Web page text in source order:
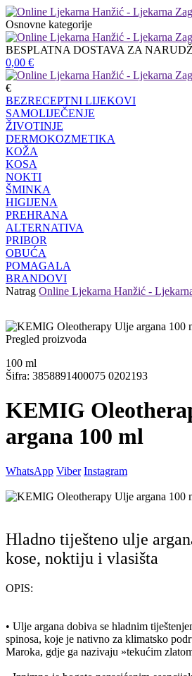
Osnovne kategorije
BESPLATNA DOSTAVA ZA
0,00 €
€
BEZRECEPTNI LIJEKOVI
SAMOLIJEČENJE
ŽIVOTINJE
DERMOKOZMETIKA
KOŽA
KOSA
NOKTI
ŠMINKA
HIGIJENA
PREHRANA
ALTERNATIVA
PRIBOR
OBUĆA
POMAGALA
BRANDOVI
Natrag Online Ljekarna Hanžić -
Pregled proizvoda
100 ml
Šifra: 3858891400075 0202193
KEMIG
argana 100 ml
WhatsApp Viber Instagram
Hladno tiješteno ulje
kose, noktiju i vlasišta
OPIS:
• Ulje argana dobiva se hladnim
spinosa, koje je nativno za klimatsko
Maroka, gdje ga nazivaju »tekućim